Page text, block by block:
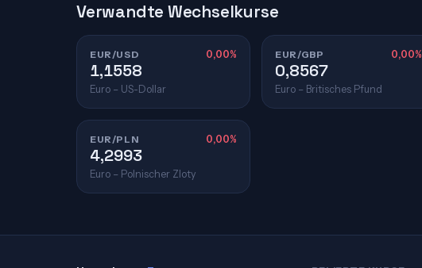
Verwandte Wechselkurse
EUR/USD 0,00%
1,1558
Euro – US-Dollar
EUR/GBP 0,00%
0,8567
Euro – Britisches Pfund
EUR/PLN 0,00%
4,2993
Euro – Polnischer Zloty